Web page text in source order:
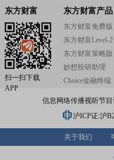
东方财富
扫一扫下载
APP
东方财富产品
东方财富免费版
东方财富Level-2
东方财富策略版
妙想投研助理
Choice金融终端
信息网络传播视听节目
沪ICP证:沪
关于我们